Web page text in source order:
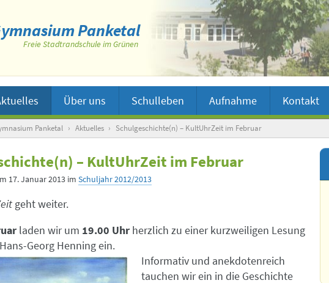
Panketal
Freie Stadtrandschule im Grünen
Über uns Schulleben Aufnahme Kontakt
Panketal › Aktuelles › Schulgeschichte(n) – KultUhrZeit im Februar
– KultUhrZeit im Februar
17. Januar 2013 im Schuljahr 2012/2013
geht weiter.
laden wir um 19.00 Uhr herzlich zu einer kurzweiligen Lesung
Georg Henning ein.
Informativ und anekdotenreich
tauchen wir ein in die Geschichte